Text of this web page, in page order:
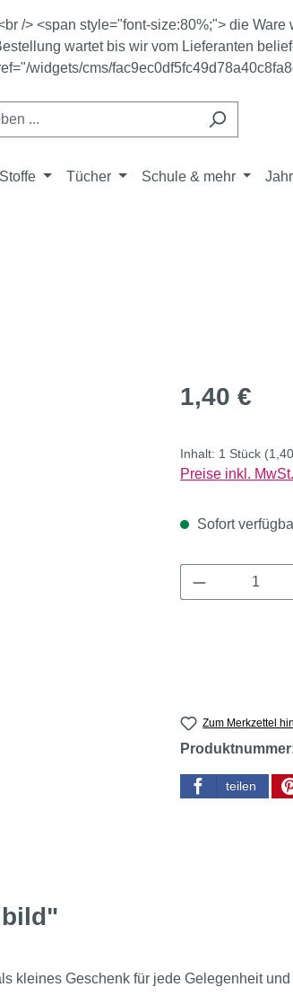
/> <span style="font-size:80%;"> die
wartet bis wir vom Lieferanten
widgets/cms/
Stoffe Tücher Schule & mehr
Regulärer Preis:
1,40 €
Inhalt: 1 Stück
Preise inkl.
Sofort
Produkt
Zum Merkzettel
teilen
kleines Geschenk für jede Gelegenheit